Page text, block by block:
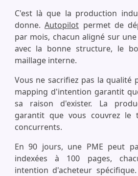
C'est là que la production
donne.Autopilot permet de
par mois, chacun aligné sur
avec la bonne structure, le
maillage interne.
Vous ne sacrifiez pas la qualité
mapping d'intention garantit
sa raison d'exister. La
garantit que vous couvrez le
concurrents.
En 90 jours, une PME peut
indexées à 100 pages,
intention d'acheteur